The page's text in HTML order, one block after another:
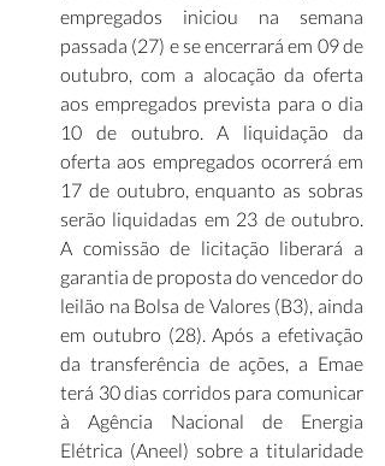
empregados iniciou na semana
passada (27) e se encerrará em 09 de
outubro, com a alocação da oferta
aos empregados prevista para o dia
10 de outubro. A liquidação da
oferta aos empregados ocorrerá em
17 de outubro, enquanto as sobras
serão liquidadas em 23 de outubro.
A comissão de licitação liberará a
garantia de proposta do vencedor do
leilão na Bolsa de Valores (B3), ainda
em outubro (28). Após a efetivação
da transferência de ações, a Emae
terá 30 dias corridos para comunicar
à Agência Nacional de Energia
Elétrica (Aneel) sobre a titularidade